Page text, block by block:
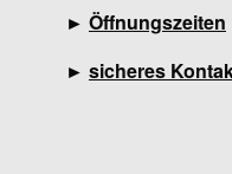
► Öffnungszeiten
► sicheres